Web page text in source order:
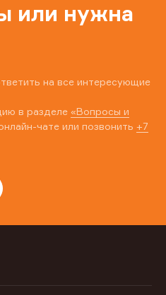
или нужна
на все интересующие
в разделе «Вопросы и
чате или позвонить +7